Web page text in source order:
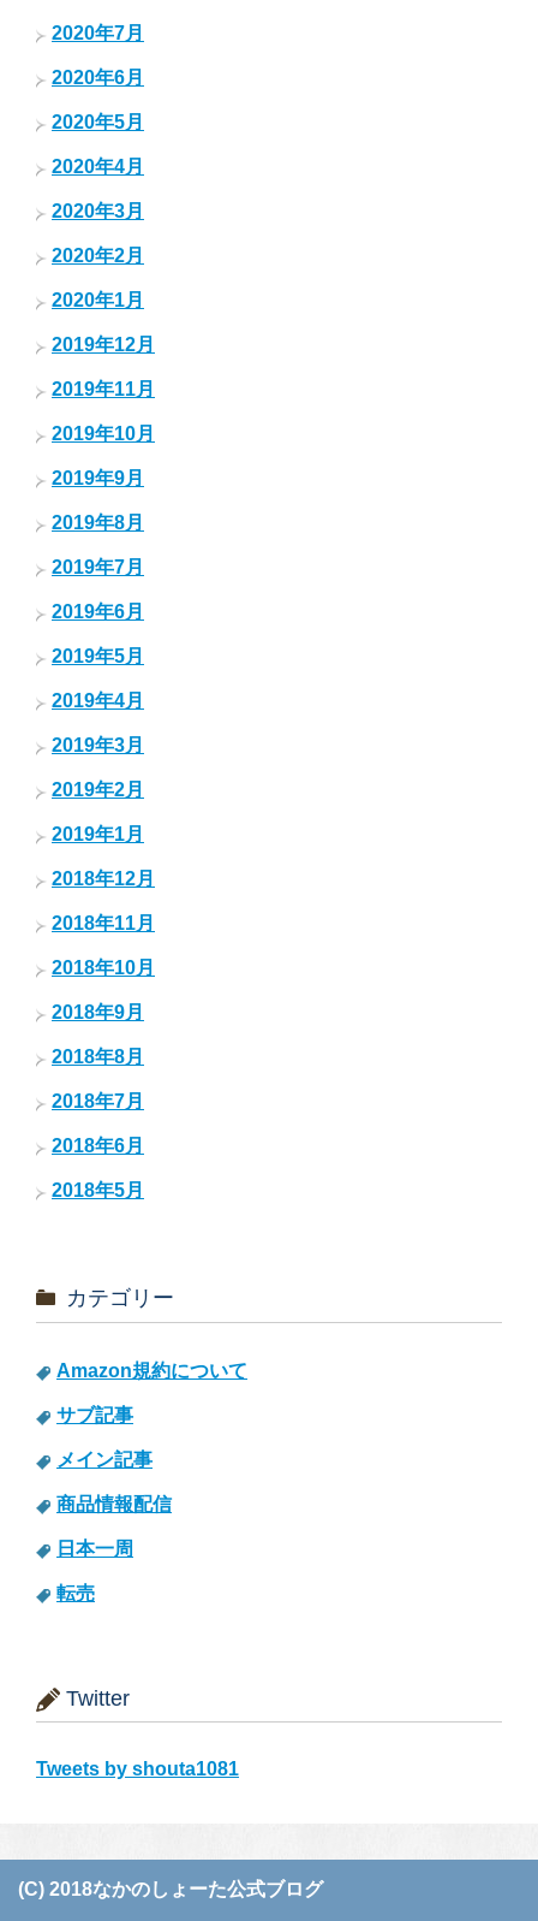
2020年7月
2020年6月
2020年5月
2020年4月
2020年3月
2020年2月
2020年1月
2019年12月
2019年11月
2019年10月
2019年9月
2019年8月
2019年7月
2019年6月
2019年5月
2019年4月
2019年3月
2019年2月
2019年1月
2018年12月
2018年11月
2018年10月
2018年9月
2018年8月
2018年7月
2018年6月
2018年5月
カテゴリー
Amazon規約について
サブ記事
メイン記事
商品情報配信
日本一周
転売
Twitter
Tweets by shouta1081
(C) 2018なかのしょーた公式ブログ